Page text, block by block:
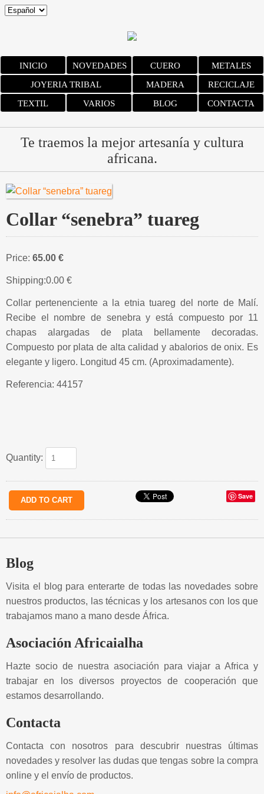
INICIO NOVEDADES CUERO
METALES
JOYERIA TRIBAL
MADERA
RECICLAJE
TEXTIL
VARIOS BLOG CONTACTA
Te traemos la mejor artesanía y cultura
africana.
Collar “senebra” tuareg
Price: 65.00 €
Shipping:0.00 €
Collar pertenenciente a la etnia tuareg del norte de Malí.
Recibe el nombre de senebra y está compuesto por 11
chapas alargadas de plata bellamente decoradas.
Compuesto por plata de alta calidad y abalorios de onix. Es
elegante y ligero. Longitud 45 cm. (Aproximadamente).
Referencia: 44157
Quantity:
Save
Blog
Visita el blog para enterarte de todas las novedades sobre
nuestros productos, las técnicas y los artesanos con los que
trabajamos mano a mano desde África.
Asociación Africaialha
Hazte socio de nuestra asociación para viajar a Africa y
trabajar en los diversos proyectos de cooperación que
estamos desarrollando.
Contacta
Contacta con nosotros para descubrir nuestras últimas
novedades y resolver las dudas que tengas sobre la compra
online y el envío de productos.